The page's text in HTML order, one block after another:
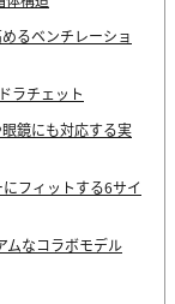
るベンチレーショ
ラチェット
鏡にも対応する実
フィットする6サイ
ムなコラボモデル